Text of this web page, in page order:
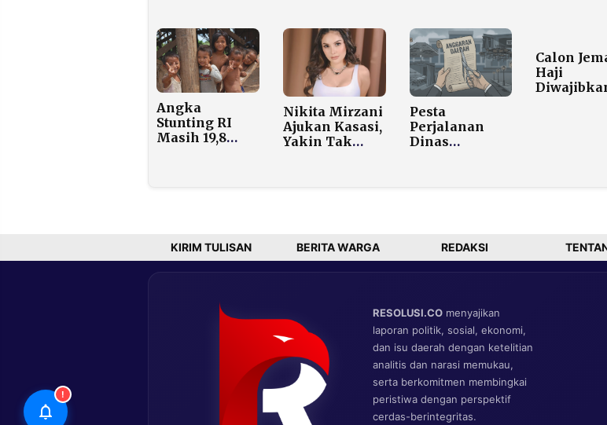
Hanya
Berteman
dengan
Ridwan Kamil
Dibekukan
KLH
Kabinet Merah
Putih
Angka
Stunting RI
Masih 19,8
Nikita Mirzani
Ajukan Kasasi,
Yakin Tak
Pesta
Perjalanan
Dinas
MBG
Calon
Haji
di
KIRIM TULISAN BERITA WARGA REDAKSI
RESOLUSI.CO menyajikan
laporan politik, sosial, ekonomi,
dan isu daerah dengan ketelitian
analitis dan narasi memukau,
serta berkomitmen membingkai
peristiwa dengan perspektif
cerdas-berintegritas.
!